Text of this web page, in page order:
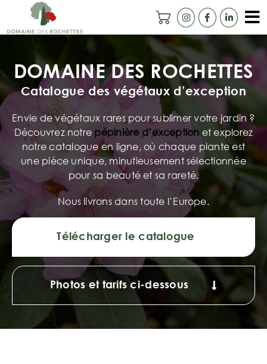
contenu
Notre histoire
Camélias Centenaires
Catalogue en ligne
Ils nous font confiance
Livraison
DOMAINE DES ROCHETTES
Catalogue des végétaux d’exception
Envie de végétaux rares pour sublimer votre jardin ?
Découvrez notre pépinière d’exception et explorez
notre catalogue en ligne, où chaque plante est
une pièce unique, minutieusement sélectionnée
pour sa beauté et sa rareté.
Nous livrons dans toute l’Europe.
Télécharger le catalogue
Photos et tarifs ci-dessous